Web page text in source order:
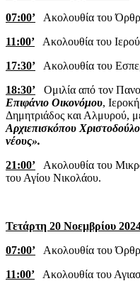
07:00’ Ακολουθία του
11:00’ Ακολουθία του
17:30’ Ακολουθία του
18:30’ Ομιλία από τον
Επιφάνιο Οικονόμου,
Δημητριάδος και Αλμυρού,
Αρχιεπισκόπου
νέους».
21:00’ Ακολουθία του
του Αγίου Νικολάου.
Τετάρτη 20 Νοεμβρίου
07:00’ Ακολουθία του
11:00’ Ακολουθία του